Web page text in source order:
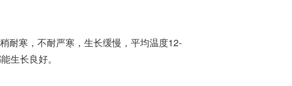
耐寒，不耐严寒，生长缓慢，平均温度12-
长良好。